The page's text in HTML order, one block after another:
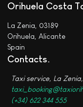
Orihuela Costa
La Zenia, 03189
Orihuela, Alicante
Spain
Contacts
Taxi service, La
(+34) 622 344 555